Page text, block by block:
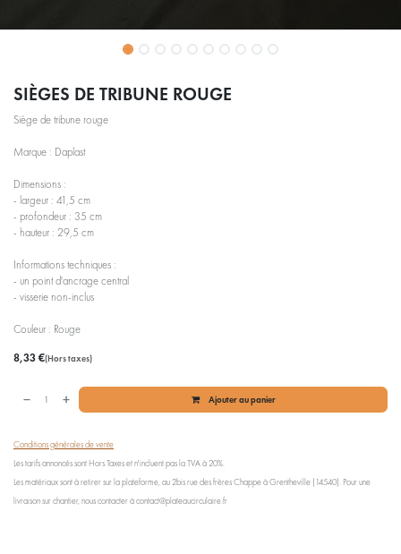
SIÈGES DE TRIBUNE ROUGE
Siège de tribune rouge
Marque : Daplast
Dimensions :
- largeur : 41,5 cm
- profondeur : 35 cm
- hauteur : 29,5 cm
Informations techniques :
- un point d'ancrage central
- visserie non-inclus
Couleur : Rouge
8,33€(Hors taxes)
Ajouter au panier
Conditions générales de vente
Les tarifs annoncés sont Hors Taxes et n'incluent pas la TVA à 20%.
Les matériaux sont à retirer sur la plateforme, au 2bis rue des frères Chappe à Grentheville (14540). Pour une
livraison sur chantier, nous contacter à contact@plateaucirculaire.fr